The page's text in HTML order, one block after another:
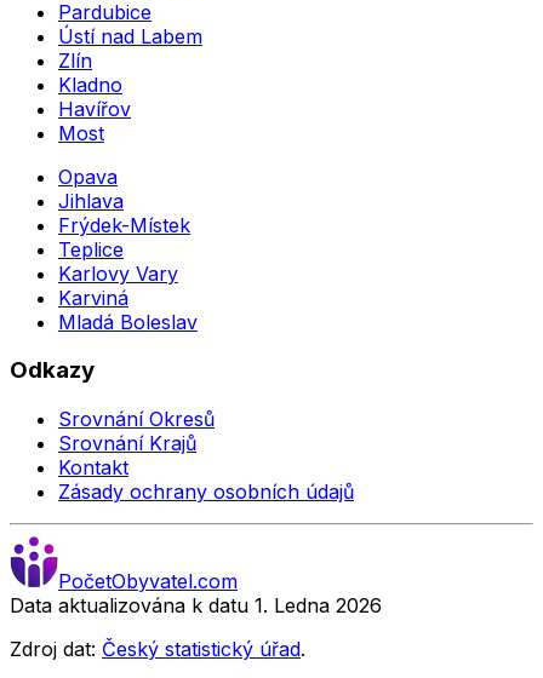
Pardubice
Ústí nad Labem
Zlín
Kladno
Havířov
Most
Opava
Jihlava
Frýdek-Místek
Teplice
Karlovy Vary
Karviná
Mladá Boleslav
Odkazy
Srovnání Okresů
Srovnání Krajů
Kontakt
Zásady ochrany osobních údajů
PočetObyvatel.com
Data aktualizována k datu 1. Ledna 2026
Zdroj dat: Český statistický úřad.